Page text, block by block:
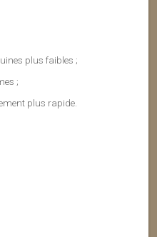
plus faibles ;
;
plus rapide.